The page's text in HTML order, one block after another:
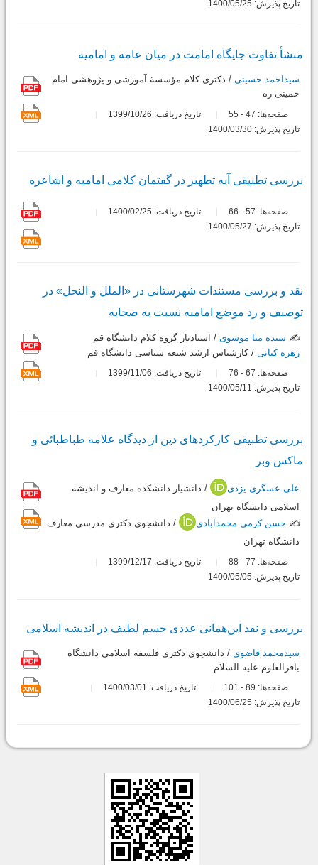
تاریخ پذیرش: 1400/05/25
منشأ تفاوت جایگاه امامت در میان عامه و امامیه
سیداحمد حسینی / دکتری کلام مؤسسة آموزشی و پژوهشی امام
خمینی ره
صفحه‌ها: 47
-
تاریخ دریافت: 1399/10/26
تاریخ پذیرش: 1400/03/30
بررسی تطبیقی آیه تطهیر در گفتمان کلامی امامیه و اشاعره
صفحه‌ها: 57
-
تاریخ دریافت: 1400/02/25
تاریخ پذیرش: 1400/05/27
نقد و بررسی مستندات شهرستانی در «الملل و النحل» در
توصیف و رد موضع امامیه نسبت به صحابه
✍️ سیده منا موسوی / استادیار گروه کلام دانشگاه قم
زهره کیانی / کارشناس ارشد شیعه شناسی دانشگاه قم
صفحه‌ها: 67
-
تاریخ دریافت: 1399/11/06
تاریخ پذیرش: 1400/05/11
بررسی تطبیقی کارکردهای دین از دیدگاه علامه طباطبائی و
ماکس وبر
علی عسگری یزدی
/ دانشیار دانشکده معارف و اندیشه
اسلامی دانشگاه تهران
✍️ حسن کرمی محمدآبادی
/ دانشجوی دکتری مدرسی معارف
دانشگاه تهران
صفحه‌ها: 77
-
تاریخ دریافت: 1399/12/17
تاریخ پذیرش: 1400/05/05
بررسی و نقد این‌همانی عددی جسم لطیف در اندیشه اسلامی
سیدمحمد قاضوی / دانشجوی دکتری فلسفه اسلامی دانشگاه
باقرالعلوم علیه السلام
صفحه‌ها: 89
-
تاریخ دریافت: 1400/03/01
تاریخ پذیرش: 1400/06/25